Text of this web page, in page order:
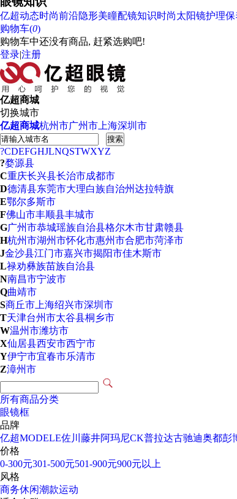
亿超动态时尚前沿隐形美瞳配镜知识时尚太阳镜护理保
购物车(0)
购物车中还没有商品, 赶紧选购吧!
登录|注册
亿超商城
切换城市
亿超商城杭州市广州市 上海深圳市
搜索
?CDEFGHJLNQSTWXYZ
?婺源县
C重庆长兴县长治市成都市
D德清县东莞市大理白族自治州达拉特旗
E鄂尔多斯市
F佛山市丰顺县丰城市
G广州市恭城瑶族自治县格尔木市甘肃赣县
H杭州市湖州市怀化市惠州市合肥市菏泽市
J金沙县江门市嘉兴市揭阳市佳木斯市
L禄劝彝族苗族自治县
N南昌市宁波市
Q曲靖市
S商丘市 上海绍兴市深圳市
T天津台州市太谷县桐乡市
W温州市潍坊市
X仙居县西安市西宁市
Y伊宁市宜春市乐清市
Z漳州市
所有商品分类
眼镜框
品牌
亿超MODELE佐川藤井阿玛尼CK普拉达古驰迪奥都彭
价格
0-300元301-500元501-900元900元以上
风格
商务休闲潮款运动